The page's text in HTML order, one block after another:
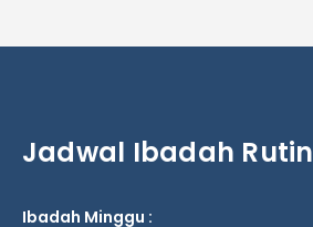
Jadwal Ibadah Rutin
Ibadah Minggu :